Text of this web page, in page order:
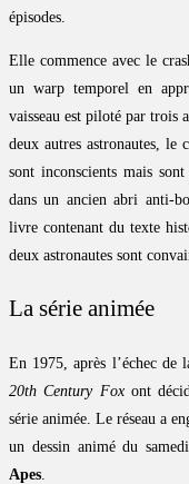
épisodes.
Elle commence avec le
un warp temporel en
vaisseau est piloté par trois
deux autres astronautes,
sont inconscients mais
dans un ancien abri anti-
livre contenant du texte
deux astronautes sont
La série animée
En 1975, après l’échec de
20th Century Foxont
série animée. Le réseau a
un dessin animé du
Apes